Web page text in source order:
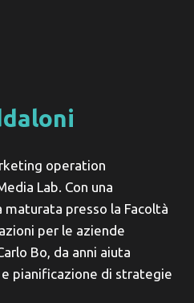
operation
Lab. Con una
presso la Facoltà
per le aziende
Bo, da anni aiuta
pianificazione di strategie